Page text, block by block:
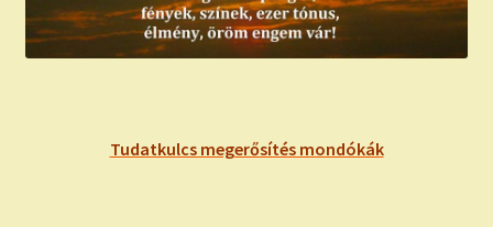
Tudatkulcs megerősítés mondókák